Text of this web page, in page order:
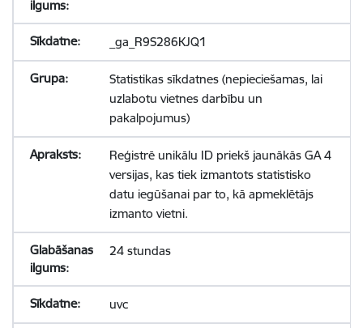
_ga_R9S286KJQ1
Statistikas sīkdatnes (nepieciešamas, lai
uzlabotu vietnes darbību un
pakalpojumus)
Reģistrē unikālu ID priekš jaunākās GA 4
versijas, kas tiek izmantots statistisko
datu iegūšanai par to, kā apmeklētājs
izmanto vietni.
24 stundas
uvc